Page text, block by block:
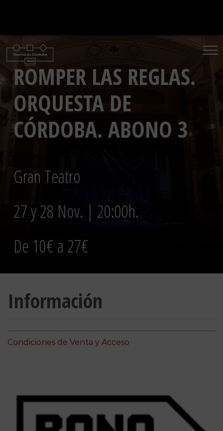
contenido
ROMPER LAS REGLAS.
ORQUESTA DE
CÓRDOBA. ABONO 3
Gran Teatro
27 y 28 Nov. | 20:00h.
De 10€ a 27€
Información
Condiciones de Venta y Acceso